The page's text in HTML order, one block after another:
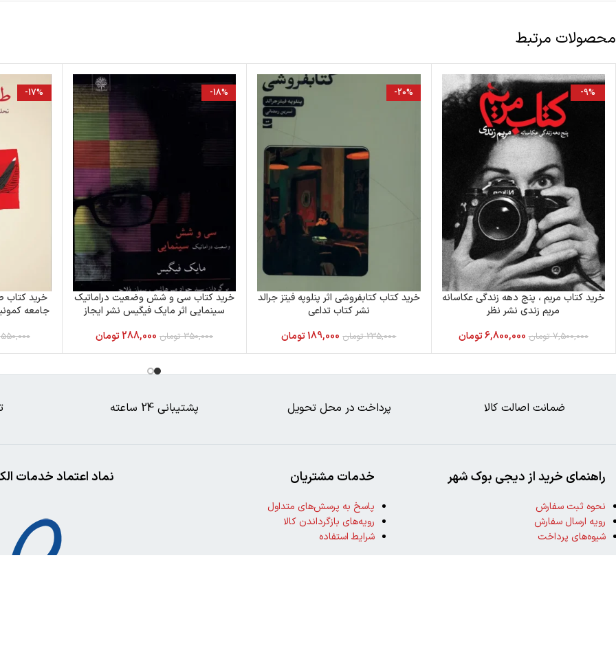
محصولات مرتبط
-9%
خرید کتاب مریم ، پنج دهه زندگی عکاسانه
مریم زندی نشر نظر
7,500,000 تومان 6,800,000تومان
-20%
خرید کتاب کتابفروشی اثر پنلوپه فیتز جرالد
نشر کتاب تداعی
235,000 تومان 189,000تومان
-18%
خرید کتاب سی و شش وضعیت دراماتیک
سینمایی اثر مایک فیگیس نشر ایجاز
350,000 تومان 288,000تومان
-17%
خرید کتاب
جامعه
550,000
ضمانت اصالت کالا پرداخت در محل تحویل پشتیبانی 24 ساعته
نماد اعتماد خدمات خدمات مشتریان
پاسخ به پرسش‌های متداول
رویه‌های بازگرداندن کالا
شرایط استفاده
راهنمای خرید از دیجی بوک شهر
نحوه ثبت سفارش
رویه ارسال سفارش
شیوه‌های پرداخت